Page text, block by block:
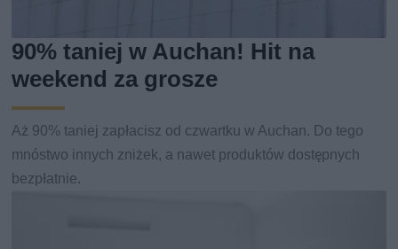
90% taniej w Auchan! Hit na
weekend za grosze
Aż 90% taniej zapłacisz od czwartku w Auchan. Do tego
mnóstwo innych zniżek, a nawet produktów dostępnych
bezpłatnie.